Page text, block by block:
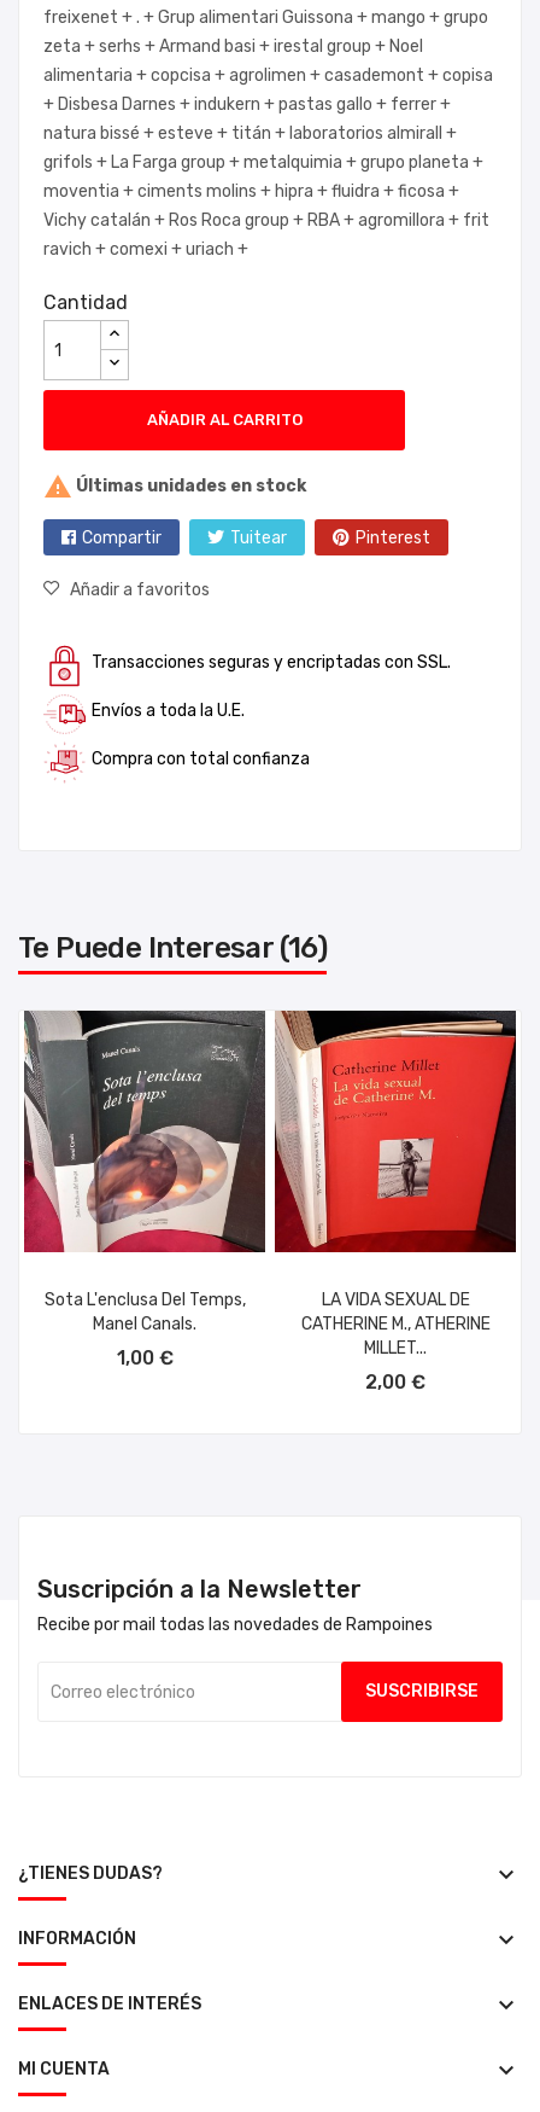
freixenet +. +Grup alimentari Guissona +mango +grupo
zeta +serhs +Armand basi +irestal group + Noel
alimentaria +copcisa +agrolimen +casademont +copisa
+ Disbesa Darnes +indukern +pastas gallo + ferrer +
natura bissé +esteve + titán + laboratorios almirall +
grifols + La Farga group +metalquimia +grupo planeta +
moventia +ciments molins + hipra +fluidra +ficosa +
Vichy catalán + Ros Roca group + RBA +agromillora + frit
ravich +comexi +uriach +
Cantidad
AÑADIR AL CARRITO
 Últimas unidades en stock
Compartir Tuitear Pinterest
Añadir a favoritos
Transacciones seguras y encriptadas con SSL.
Envíos a toda la U.E.
Compra con total confianza
Te Puede Interesar (16)
Sota L'enclusa Del Temps,
Manel Canals.
1,00 €
LA VIDA SEXUAL DE
CATHERINE M., ATHERINE
MILLET...
2,00 €
Suscripción a la Newsletter
Recibe por mail todas las novedades de Rampoines
¿TIENES DUDAS? keyboard_arrow_down
INFORMACIÓN keyboard_arrow_down
ENLACES DE INTERÉS keyboard_arrow_down
MI CUENTA keyboard_arrow_down